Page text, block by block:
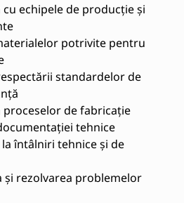
echipele de producție și
potrivite pentru
standardelor de
proceselor de fabricație
tehnice
întâlniri tehnice și de
și rezolvarea problemelor